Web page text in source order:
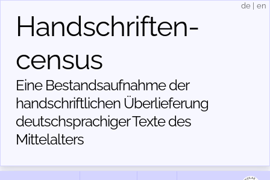
Handschriften­
census
Eine Bestandsaufnahme der
handschriftlichen Über­lieferung
deutschsprachiger Texte des
Mittelalters
de en